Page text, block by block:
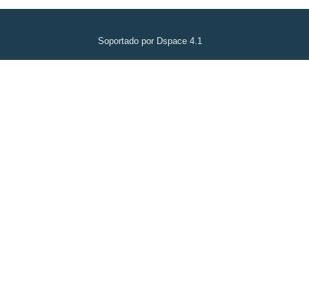
Soportado por Dspace 4.1